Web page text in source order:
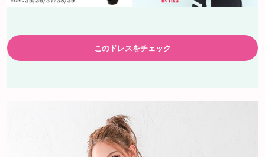
このドレスをチェック